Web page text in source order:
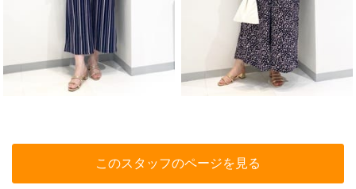
このスタッフのページを見る